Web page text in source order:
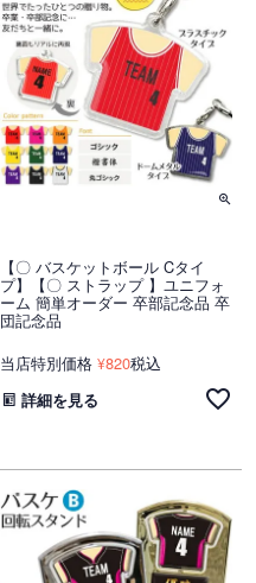
【〇 バスケットボール Cタイ
プ】【〇 ストラップ 】ユニフォ
ーム 簡単オーダー 卒部記念品 卒
団記念品
当店特別価格 ¥820税込
詳細を見る